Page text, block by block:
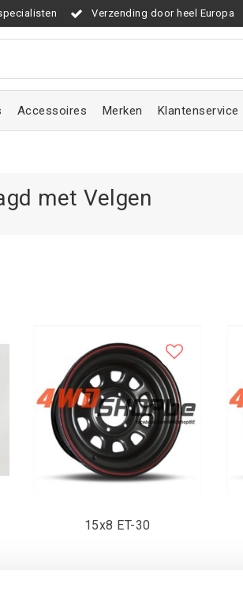
Verzending door heel Europa
Accessoires Merken Klantenservice
met Velgen
15x8 ET-30